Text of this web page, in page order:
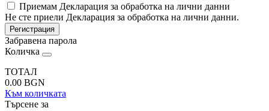
Приемам Декларация за обработка на лични данни
Не сте приели Декларация за обработка на лични данни.
Регистрация
Забравена парола
Количка
ТОТАЛ
0.00 BGN
Към количката
Търсене за